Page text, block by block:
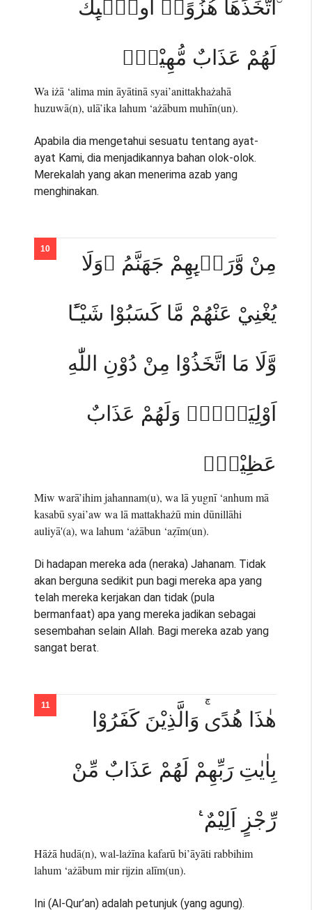
ۨاتَّخَذَهَا هُزُوًاۗ اُولٰۤىِٕكَ
لَهُمْ عَذَابٌ مُّهِيْنٌۗ
Wa iżā ‘alima min āyātinā syai’anittakhażahā
huzuwā(n), ulā’ika lahum ‘ażābum muhīn(un).
Apabila dia mengetahui sesuatu tentang ayat-
ayat Kami, dia menjadikannya bahan olok-olok.
Merekalah yang akan menerima azab yang
menghinakan.
مِنْ وَّرَاۤىِٕهِمْ جَهَنَّمُ ۚوَلَا
يُغْنِيْ عَنْهُمْ مَّا كَسَبُوْا شَيْـًٔا
وَّلَا مَا اتَّخَذُوْا مِنْ دُوْنِ اللّٰهِ
اَوْلِيَاۤءَۚ وَلَهُمْ عَذَابٌ
عَظِيْمٌۗ
Miw warā’ihim jahannam(u), wa lā yugnī ‘anhum mā
kasabū syai’aw wa lā mattakhażū min dūnillāhi
auliyā'(a), wa lahum ‘ażābun ‘aẓīm(un).
Di hadapan mereka ada (neraka) Jahanam. Tidak
akan berguna sedikit pun bagi mereka apa yang
telah mereka kerjakan dan tidak (pula
bermanfaat) apa yang mereka jadikan sebagai
sesembahan selain Allah. Bagi mereka azab yang
sangat berat.
هٰذَا هُدًىۚ وَالَّذِيْنَ كَفَرُوْا
بِاٰيٰتِ رَبِّهِمْ لَهُمْ عَذَابٌ مِّنْ
رِّجْزٍ اَلِيْمٌ ࣖ
Hāżā hudā(n), wal-lażīna kafarū bi’āyāti rabbihim
lahum ‘ażābum mir rijzin alīm(un).
Ini (Al-Qur’an) adalah petunjuk (yang agung).